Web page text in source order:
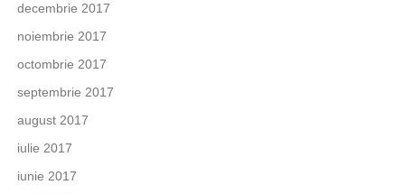
decembrie 2017
noiembrie 2017
octombrie 2017
septembrie 2017
august 2017
iulie 2017
iunie 2017